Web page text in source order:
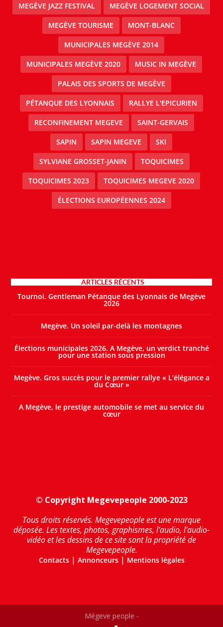
MEGÈVE JAZZ FESTIVAL MEGÈVE LOGEMENT SOCIAL
MEGÈVE TOURISME MONT-BLANC
MUNICIPALES MEGÈVE 2014
MUNICIPALES MEGÈVE 2020 MUSIC IN MEGÈVE
PALAIS DES SPORTS DE MEGÈVE
PÉTANQUE DES LYONNAIS RALLYE L'EPICURIEN
RECONFINEMENT MEGEVE SAINT-GERVAIS
SAPIN SAPIN MEGEVE SKI
SYLVIANE GROSSET-JANIN TOQUICIMES
TOQUICIMES 2023 TOQUICIMES MEGEVE 2020
ÉLECTIONS EUROPÉENNES 2024
ARTICLES RÉCENTS
Tournoi. Gentleman Pétanque des Lyonnais de Megève
2026
Megève. Un soleil par-delà les montagnes
Élections municipales 2026. A Megève, un verdict tranché
pour une station sous pression
Megève. Gros succès pour le premier rallye « L’élégance a
du Cœur »
A Megève, le prestige automobile se met au service du
cœur
© Copyright Megevepeople 2000-2023
Tous droits réservés. Megevepeople est une marque
déposée. Les textes, photos, graphismes, l'audio, l'audio-
vidéo et les dessins de ce site sont la propriété de
Megevepeople.
Contacts| Annonceurs| Mentions légales
Mégeve people -